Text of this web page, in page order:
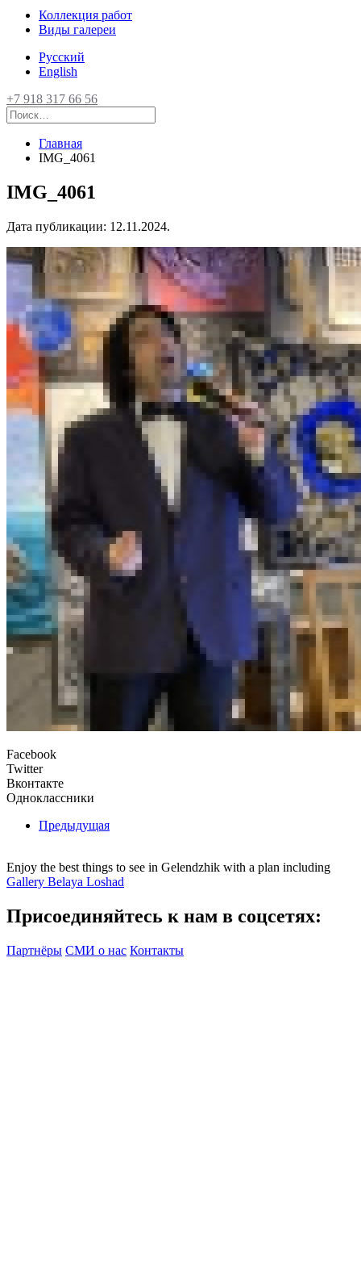
Коллекция работ
Виды галереи
Русский
English
+7 918 317 66 56
Главная
IMG_4061
IMG_4061
Дата публикации: 12.11.2024.
Facebook
Twitter
Вконтакте
Одноклассники
Предыдущая
Enjoy the best things to see in Gelendzhik with a plan including
Gallery Belaya Loshad
Присоединяйтесь к нам в соцсетях:
Партнёры СМИ о нас Контакты